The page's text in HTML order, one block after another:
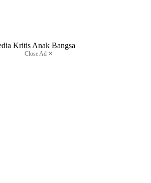
Close Ad ✕